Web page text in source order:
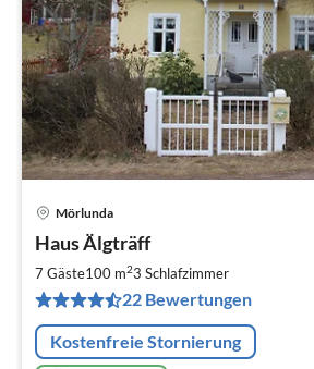
Mörlunda
Haus Älgträff
7 Gäste100 m23 Schlafzimmer
22 Bewertungen
Kostenfreie Stornierung